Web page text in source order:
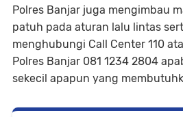
Polres Banjar juga mengimbau
patuh pada aturan lalu lintas
menghubungi Call Center 110
Polres Banjar 081 1234 2804
sekecil apapun yang